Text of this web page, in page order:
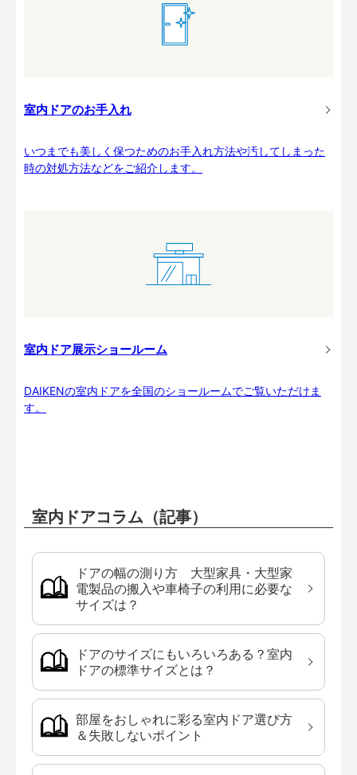
室内ドアのお手入れ
いつまでも美しく保つためのお手入れ方法や汚してしまった
時の対処方法などをご紹介します。
室内ドア展示ショールーム
DAIKENの室内ドアを全国のショールームでご覧いただけま
す。
室内ドアコラム（記事）
ドアの幅の測り方 大型家具・大型家
電製品の搬入や車椅子の利用に必要な
サイズは？
ドアのサイズにもいろいろある？室内
ドアの標準サイズとは？
部屋をおしゃれに彩る室内ドア選び方
＆失敗しないポイント